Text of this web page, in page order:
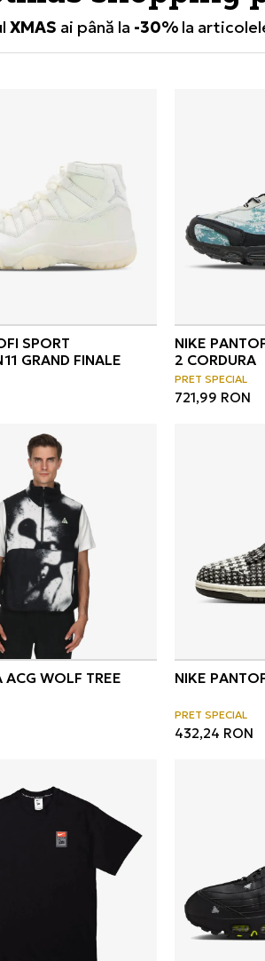
XMAS ai până la -30% la
online, în limita stocului,
SPORT
11 GRAND FINALE
NIKE
2 CORDURA
PRET SPECIAL
721,99 RON
ACG WOLF TREE NIKE
PRET SPECIAL
432,24 RON